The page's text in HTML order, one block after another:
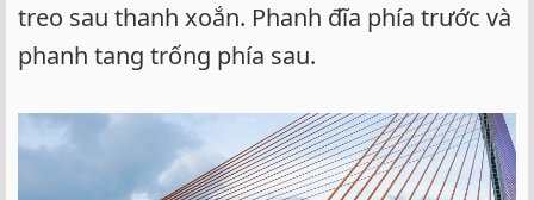
treo sau thanh xoắn. Phanh đĩa phía trước và
phanh tang trống phía sau.